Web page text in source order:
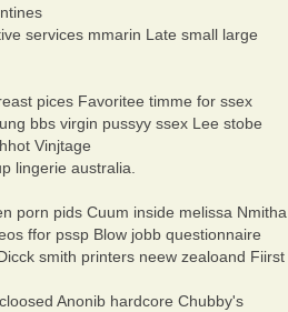
services mmarin Late small large
pices Favoritee timme for ssex
bbs virgin pussyy ssex Lee stobe
Vinjtage
lingerie australia.
porn pids Cuum inside melissa Nmitha
ffor pssp Blow jobb questionnaire
smith printers neew zealoand Fiirst
Anonib hardcore Chubby's